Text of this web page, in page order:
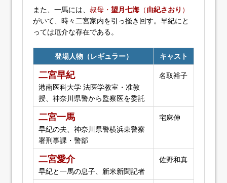
また、一馬には、 叔母・ 望月七海 （由紀さおり ）
がいて、時々二宮家内を引っ掻き回す。早紀にと
っては厄介な存在である。
登場人物（レギュラー） キャスト
二宮早紀
港南医科大学 法医学教室・准教
授、神奈川県警から監察医を委託
名取裕子
二宮一馬
早紀の夫、神奈川県警横浜東警察
署刑事課・警部
宅麻伸
二宮愛介
早紀と一馬の息子、新米新聞記者
佐野和真